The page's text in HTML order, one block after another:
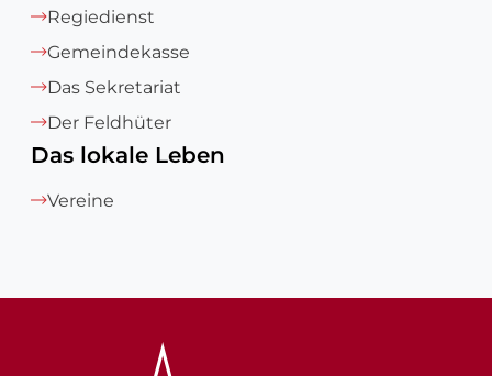
Regiedienst
Gemeindekasse
Das Sekretariat
Der Feldhüter
Das lokale Leben
Vereine